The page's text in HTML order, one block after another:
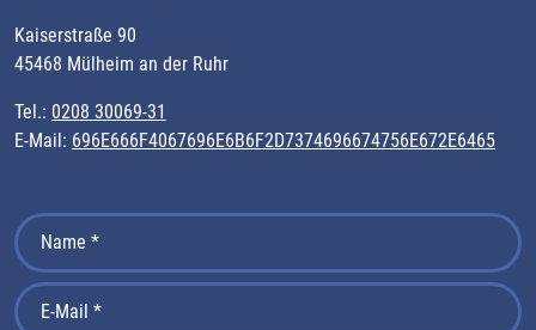
Kaiserstraße 90
45468 Mülheim an der Ruhr
Tel.: 0208 30069-31
E-Mail: 696E666F4067696E6B6F2D7374696674756E672E6465